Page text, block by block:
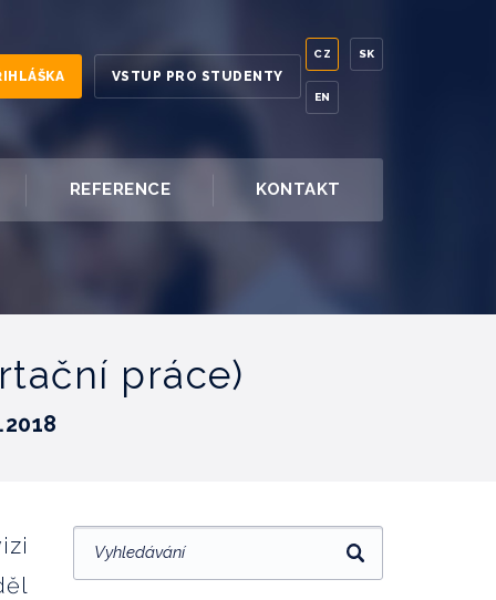
VSTUP PRO STUDENTY
CZ
EN
SK
REFERENCE KONTAKT
práce)